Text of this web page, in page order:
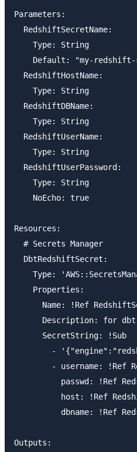
Parameters:
  RedshiftSecretName:
    Type: String
Default: "my-
  RedshiftHostName:
    Type: String
  RedshiftDBName:
    Type: String
  RedshiftUserName:
    Type: String
  RedshiftUserPassword:
    Type: String
    NoEcho: true
Resources:
  # Secrets Manager
  DbtRedshiftSecret:
Type:
    Properties:
Name: !Ref
Description: for
      SecretString: !Sub
-
- username: !Ref
passwd: !Ref
host: !Ref
dbname: !Ref
Outputs: